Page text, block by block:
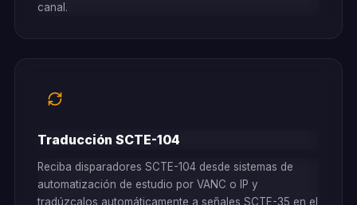
canal.
Traducción SCTE-104
Reciba disparadores SCTE-104 desde sistemas de
automatización de estudio por VANC o IP y
tradúzcalos automáticamente a señales SCTE-35 en el